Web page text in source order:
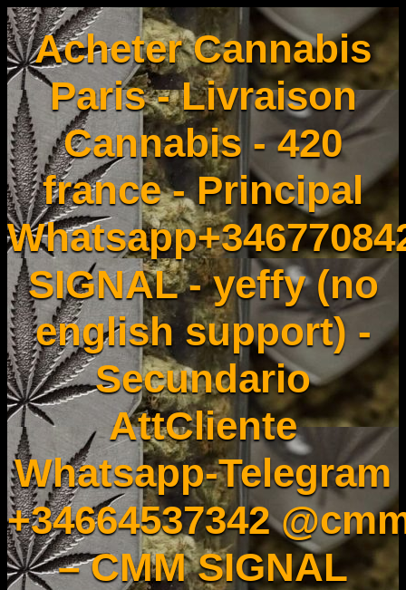
Acheter Cannabis
Paris - Livraison
Cannabis - 420
france - Principal
SIGNAL - yeffy (no
english support) -
Secundario
AttCliente
Whatsapp-Telegram
+34664537342
– CMM SIGNAL